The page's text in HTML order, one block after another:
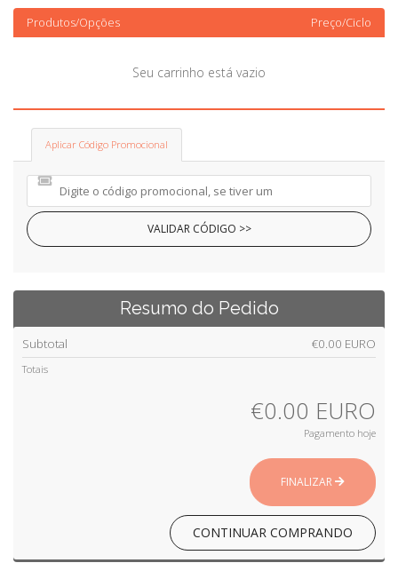
a
t
Produtos/Opções Preço/Ciclo
Seu carrinho está vazio
Aplicar Código Promocional
VALIDAR CÓDIGO >>
Resumo do Pedido
Subtotal €0.00 EURO
Totais
€0.00 EURO
Pagamento hoje
FINALIZAR
CONTINUAR COMPRANDO